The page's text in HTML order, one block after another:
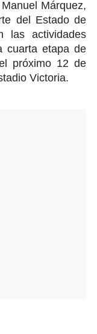
Márquez,
del Estado de
las actividades
cuarta etapa de
próximo 12 de
Victoria.